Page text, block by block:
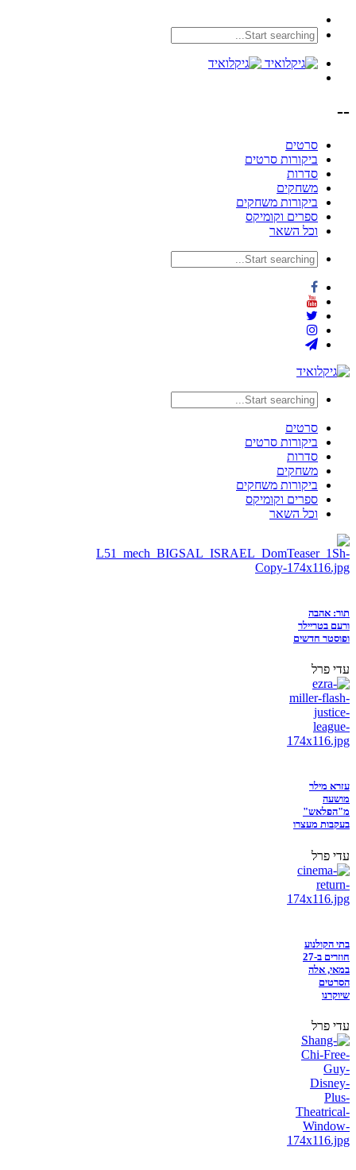
--
סרטים
ביקורות סרטים
סדרות
משחקים
ביקורות משחקים
ספרים וקומיקס
וכל השאר
סרטים
ביקורות סרטים
סדרות
משחקים
ביקורות משחקים
ספרים וקומיקס
וכל השאר
תור: אהבה
ורעם בטריילר
ופוסטר חדשים
עדי פרל
עזרא מילר
מושעה
מ"הפלאש"
בעקבות מעצרו
עדי פרל
בתי הקולנוע
חוזרים ב-27
במאי, אלה
הסרטים
שיוקרנו
עדי פרל